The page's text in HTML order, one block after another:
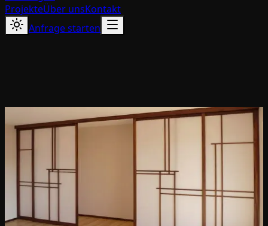
ProjekteÜber unsKontakt
Anfrage starten